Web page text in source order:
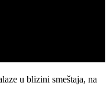
u blizini smeštaja, na